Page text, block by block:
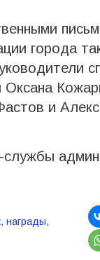
города
Оксана
и
, награды,